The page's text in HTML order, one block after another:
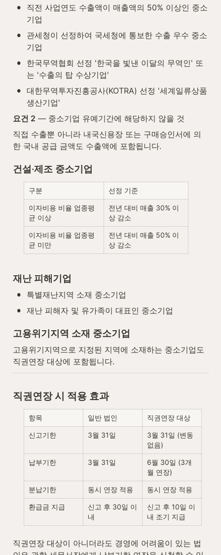
•
직전 사업연도 수출액이 매출액의 50% 이상인 중소
기업
•
관세청이 선정하여 국세청에 통보한 수출 우수 중소
기업
•
한국무역협회 선정 '한국을 빛낸 이달의 무역인' 또
는 '수출의 탑 수상기업'
• 대한무역투자진흥공사(KOTRA) 선정 '세계일류상품
생산기업'
요건 2 — 중소기업 유예기간에 해당하지 않을 것
직접 수출뿐 아니라 내국신용장 또는 구매승인서에 의
한 국내 공급 금액도 수출액에 포함됩니다.
건설·제조 중소기업
구분 선정 기준
이자비용 비율 업종평
균 이상
전년 대비 매출 30% 이
상 감소
이자비용 비율 업종평
균 미만
전년 대비 매출 50% 이
상 감소
재난 피해기업
• 특별재난지역 소재 중소기업
• 재난 피해자 및 유가족이 대표인 중소기업
고용위기지역 소재 중소기업
고용위기지역으로 지정된 지역에 소재하는 중소기업도
직권연장 대상에 포함됩니다.
직권연장 시 적용 효과
항목 일반 법인 직권연장 대상
신고기한 3월 31일
3월 31일 (변동
없음)
납부기한 3월 31일
6월 30일 (3개
월 연장)
분납기한 동시 연장 적용 동시 연장 적용
환급금 지급
신고 후 30일 이
내
신고 후 10일 이
내 조기 지급
직권연장 대상이 아니더라도 경영에 어려움이 있는 법